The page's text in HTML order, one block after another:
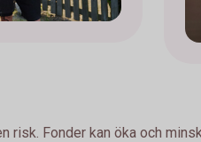
risk. Fonder kan öka och